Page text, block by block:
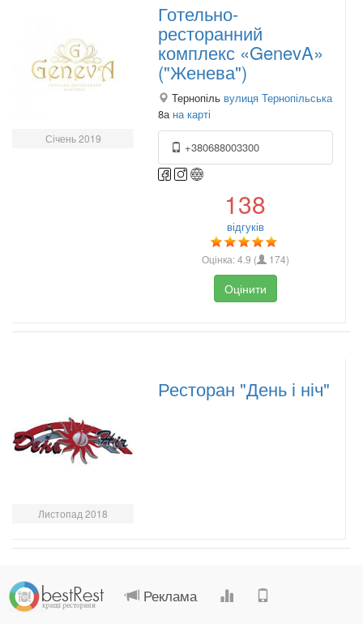
Січень 2019
Готельно-
ресторанний
комплекс «GenevA»
("Женева")
Тернопіль вулиця Тернопільська
8а на карті
+380688003300
138
відгуків
Оцінка:4.9 ( 174)
Оцінити
Листопад 2018
Ресторан "День і ніч"
Реклама